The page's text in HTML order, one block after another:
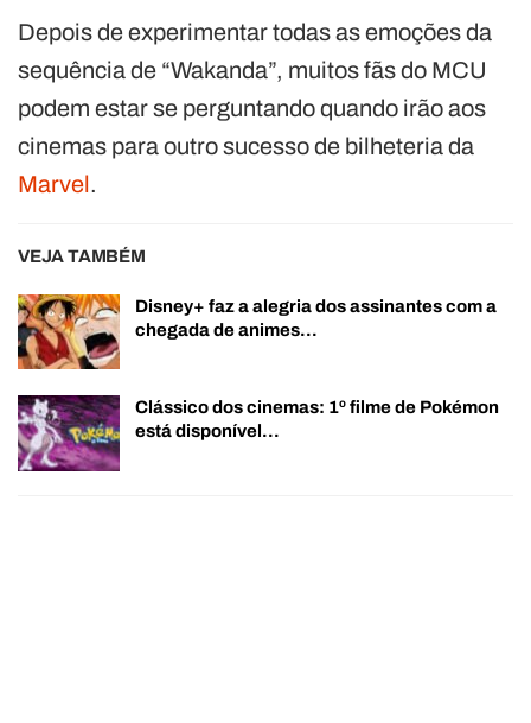
Depois de experimentar todas as emoções da
sequência de “Wakanda”, muitos fãs do MCU
podem estar se perguntando quando irão aos
cinemas para outro sucesso de bilheteria da
Marvel.
VEJA TAMBÉM
Disney+ faz a alegria dos assinantes com a
chegada de animes…
Clássico dos cinemas: 1º filme de Pokémon
está disponível…